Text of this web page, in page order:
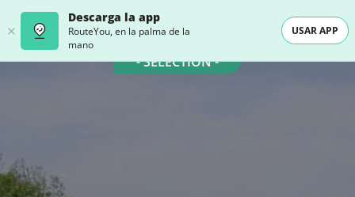
Descarga la app
RouteYou, en la palma de la
mano
USAR APP
- SELECTION -